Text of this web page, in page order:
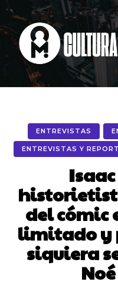
ENTREVISTAS
ENTREVISTAS Y
del cómic
limitado y
siquiera